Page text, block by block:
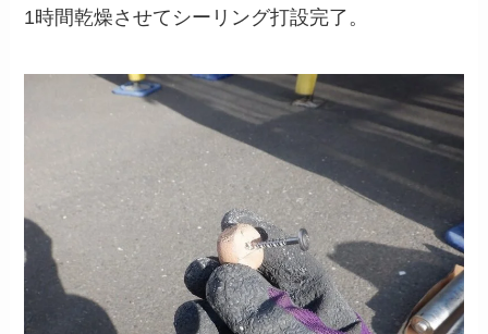
1時間乾燥させてシーリング打設完了。